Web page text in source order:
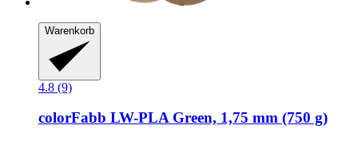
Warenkorb
4.8 (9)
colorFabb LW-​PLA Green, 1,75 mm (750 g)